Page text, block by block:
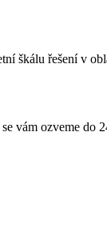
škálu řešení v
vám ozveme do